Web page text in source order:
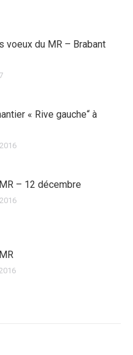
voeux du MR – Brabant
« Rive gauche“ à
– 12 décembre